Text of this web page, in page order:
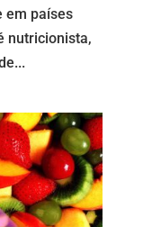
em países
nutricionista,